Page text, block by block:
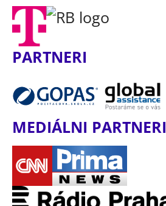
PARTNERI
MEDIÁLNI PARTNERI